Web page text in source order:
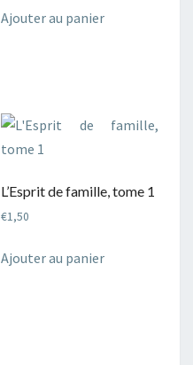
Ajouter au panier
L’Esprit de famille, tome 1
€1,50
Ajouter au panier